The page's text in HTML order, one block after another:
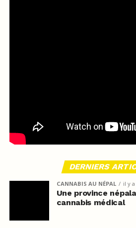
DERNIERS
CANNABIS AU NÉPAL il y
Une province
cannabis médical